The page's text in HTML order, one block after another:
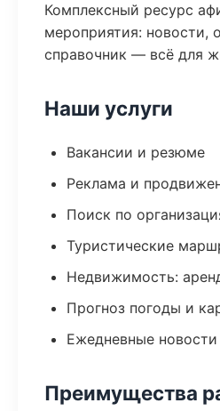
Комплексный ресурс
мероприятия: новости,
справочник — всё для
Наши услуги
Вакансии и резюме
Реклама и
Поиск по
Туристические
Недвижимость:
Прогноз погоды и
Ежедневные
Преимущества